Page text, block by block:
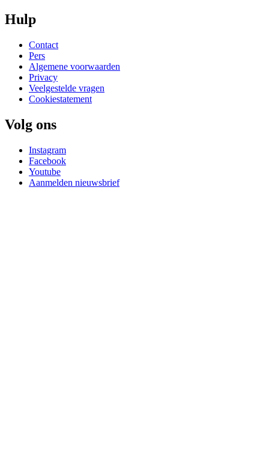
Hulp
Contact
Pers
Algemene voorwaarden
Privacy
Veelgestelde vragen
Cookiestatement
Volg ons
Instagram
Facebook
Youtube
Aanmelden nieuwsbrief